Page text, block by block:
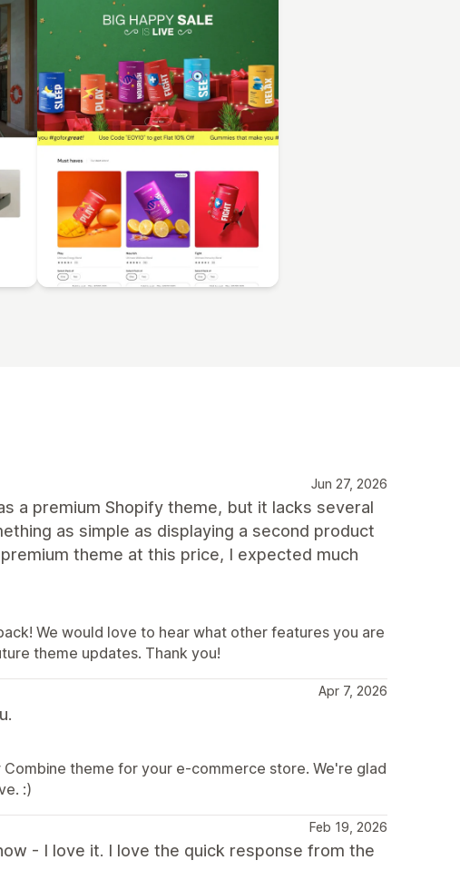
Jun 27, 2026
a premium Shopify theme, but it lacks several
as simple as displaying a second product
theme at this price, I expected much
We would love to hear what other features you are
theme updates. Thank you!
Apr 7, 2026
theme for your e-commerce store. We're glad
:)
Feb 19, 2026
- I love it. I love the quick response from the